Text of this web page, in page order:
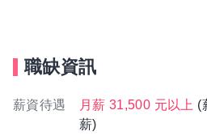
職缺資訊
薪資待遇 月薪 31,500 元以上 (
薪)